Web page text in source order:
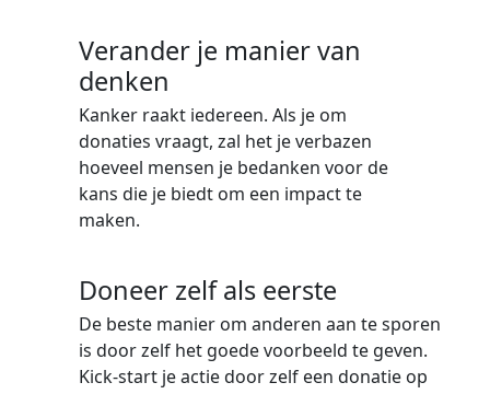
Verander je manier van
denken
Kanker raakt iedereen. Als je om
donaties vraagt, zal het je verbazen
hoeveel mensen je bedanken voor de
kans die je biedt om een impact te
maken.
Doneer zelf als eerste
De beste manier om anderen aan te sporen
is door zelf het goede voorbeeld te geven.
Kick-start je actie door zelf een donatie op